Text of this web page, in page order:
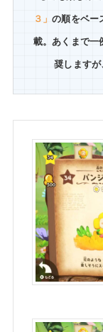
３」の順をベー
載。あくまで一
奨します